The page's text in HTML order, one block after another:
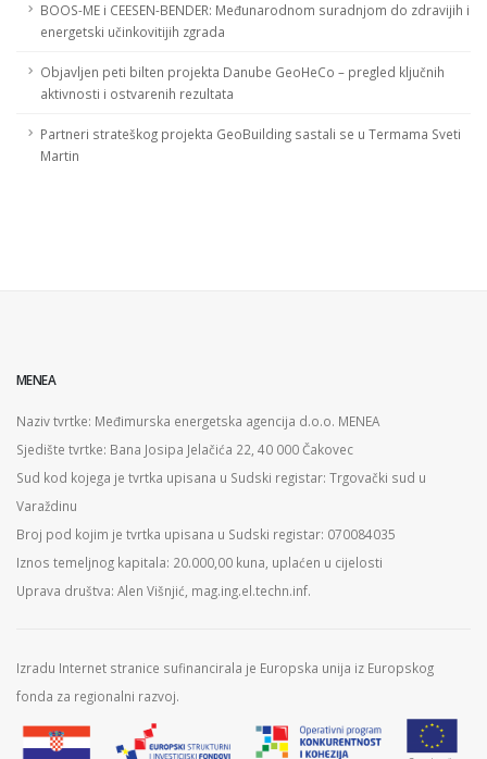
BOOS-ME i CEESEN-BENDER: Međunarodnom suradnjom do zdravijih i
energetski učinkovitijih zgrada
Objavljen peti bilten projekta Danube GeoHeCo – pregled ključnih
aktivnosti i ostvarenih rezultata
Partneri strateškog projekta GeoBuilding sastali se u Termama Sveti
Martin
MENEA
Naziv tvrtke: Međimurska energetska agencija d.o.o. MENEA
Sjedište tvrtke: Bana Josipa Jelačića 22, 40 000 Čakovec
Sud kod kojega je tvrtka upisana u Sudski registar: Trgovački sud u
Varaždinu
Broj pod kojim je tvrtka upisana u Sudski registar: 070084035
Iznos temeljnog kapitala: 20.000,00 kuna, uplaćen u cijelosti
Uprava društva: Alen Višnjić, mag.ing.el.techn.inf.
Izradu Internet stranice sufinancirala je Europska unija iz Europskog
fonda za regionalni razvoj.